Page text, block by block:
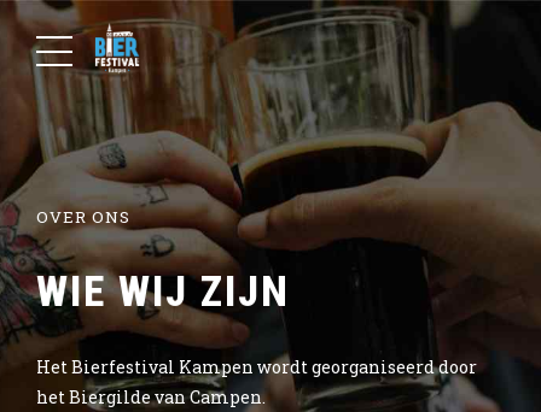
OVER ONS
WIE WIJ ZIJN
Het Bierfestival Kampen wordt georganiseerd door
het Biergilde van Campen.